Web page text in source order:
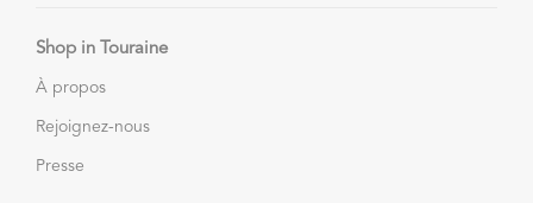
Shop in Touraine
À propos
Rejoignez-nous
Presse